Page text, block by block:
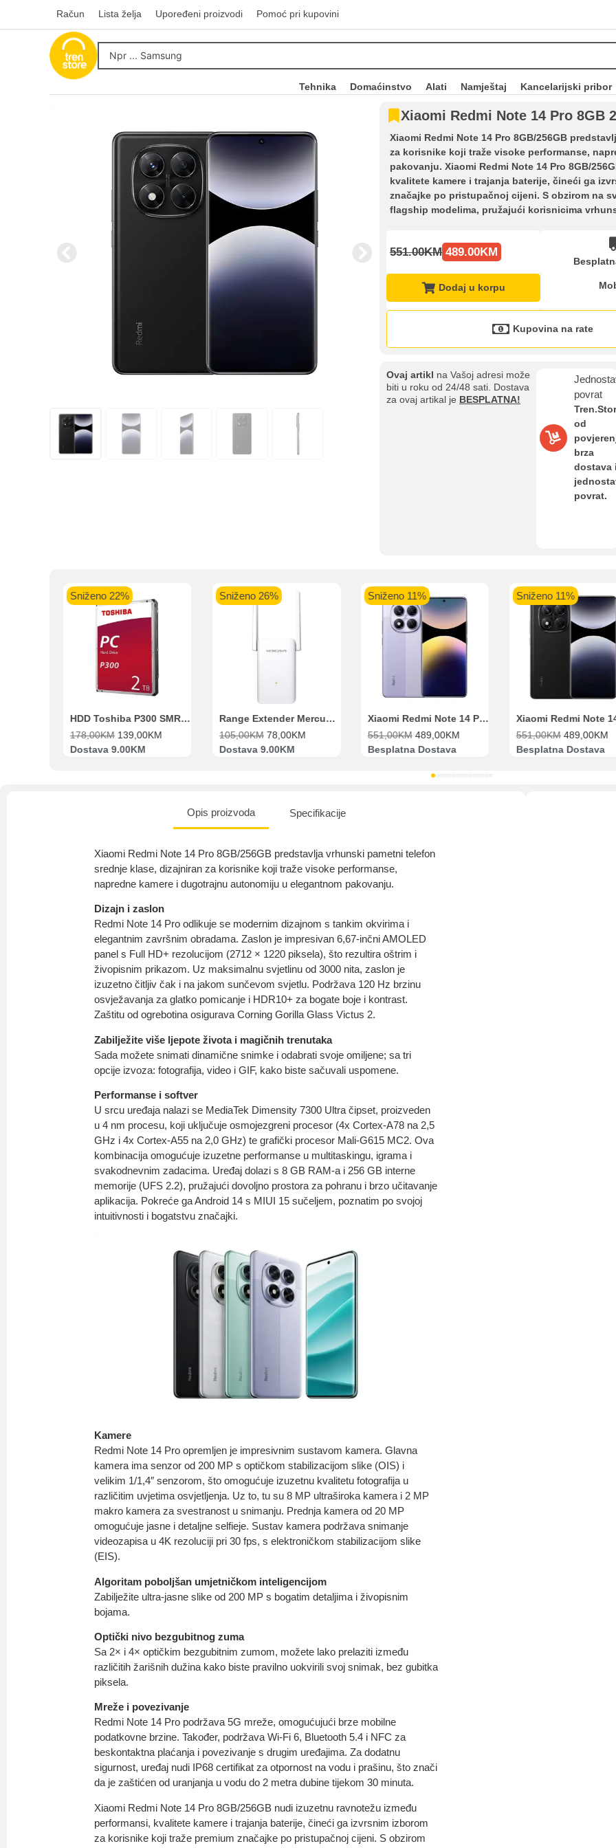
Račun Lista želja Upoređeni proizvodi Pomoć pri kupovini
Tehnika Domaćinstvo Alati Namještaj Kancelarijski pribor
Xiaomi Redmi Note 14 Pro 8GB
Xiaomi Redmi Note 14 Pro 8GB/256GB
za korisnike koji traže visoke performanse,
pakovanju. Xiaomi Redmi Note 14 Pro 8GB/
kvalitete kamere i trajanja baterije, čineći ga
značajke po pristupačnoj cijeni. S obzirom na
flagship modelima, pružajući korisnicima
551.00KM 489.00KM
Dodaj u korpu
Kupovina na rate
Ovaj artikl na Vašoj adresi može
biti u roku od 24/48 sati. Dostava
za ovaj artikal je BESPLATNA!
povrat
od
brza
dostava i
povrat.
HDD Toshiba P300 SMR 3.5″ 2TB SATA III
139,00KM
Dostava 9.00KM
Range Extender Mercusys AX3000 ME80X Wi-Fi 6
105,00
78,00KM
Dostava 9.00KM
Xiaomi Redmi Note 14 Pro 8GB 256GB Ljubičasti
551,00
489,00KM
Besplatna Dostava
Sniženo 11%
Xiaomi Redmi Note 14 Pro 8GB 256GB Crni
551,00
489,00KM
Besplatna Dostava
Opis proizvoda Specifikacije
Xiaomi Redmi Note 14 Pro 8GB/256GB predstavlja vrhunski pametni telefon
srednje klase, dizajniran za korisnike koji traže visoke performanse,
napredne kamere i dugotrajnu autonomiju u elegantnom pakovanju.
Dizajn i zaslon
Redmi Note 14 Pro odlikuje se modernim dizajnom s tankim okvirima i
elegantnim završnim obradama. Zaslon je impresivan 6,67-inčni AMOLED
panel s Full HD+ rezolucijom (2712 × 1220 piksela), što rezultira oštrim i
živopisnim prikazom. Uz maksimalnu svjetlinu od 3000 nita, zaslon je
izuzetno čitljiv čak i na jakom sunčevom svjetlu. Podržava 120 Hz brzinu
osvježavanja za glatko pomicanje i HDR10+ za bogate boje i kontrast.
Zaštitu od ogrebotina osigurava Corning Gorilla Glass Victus 2.
Zabilježite više ljepote života i magičnih trenutaka
Sada možete snimati dinamične snimke i odabrati svoje omiljene; sa tri
opcije izvoza: fotografija, video i GIF, kako biste sačuvali uspomene.
Performanse i softver
U srcu uređaja nalazi se MediaTek Dimensity 7300 Ultra čipset, proizveden
u 4 nm procesu, koji uključuje osmojezgreni procesor (4x Cortex-A78 na 2,5
GHz i 4x Cortex-A55 na 2,0 GHz) te grafički procesor Mali-G615 MC2. Ova
kombinacija omogućuje izuzetne performanse u multitaskingu, igrama i
svakodnevnim zadacima. Uređaj dolazi s 8 GB RAM-a i 256 GB interne
memorije (UFS 2.2), pružajući dovoljno prostora za pohranu i brzo učitavanje
aplikacija. Pokreće ga Android 14 s MIUI 15 sučeljem, poznatim po svojoj
intuitivnosti i bogatstvu značajki.
Kamere
Redmi Note 14 Pro opremljen je impresivnim sustavom kamera. Glavna
kamera ima senzor od 200 MP s optičkom stabilizacijom slike (OIS) i
velikim 1/1,4″ senzorom, što omogućuje izuzetnu kvalitetu fotografija u
različitim uvjetima osvjetljenja. Uz to, tu su 8 MP ultraširoka kamera i 2 MP
makro kamera za svestranost u snimanju. Prednja kamera od 20 MP
omogućuje jasne i detaljne selfieje. Sustav kamera podržava snimanje
videozapisa u 4K rezoluciji pri 30 fps, s elektroničkom stabilizacijom slike
(EIS).
Algoritam poboljšan umjetničkom inteligencijom
Zabilježite ultra-jasne slike od 200 MP s bogatim detaljima i živopisnim
bojama.
Optički nivo bezgubitnog zuma
Sa 2× i 4× optičkim bezgubitnim zumom, možete lako prelaziti između
različitih žarišnih dužina kako biste pravilno uokvirili svoj snimak, bez gubitka
piksela.
Mreže i povezivanje
Redmi Note 14 Pro podržava 5G mreže, omogućujući brze mobilne
podatkovne brzine. Također, podržava Wi-Fi 6, Bluetooth 5.4 i NFC za
beskontaktna plaćanja i povezivanje s drugim uređajima. Za dodatnu
sigurnost, uređaj nudi IP68 certifikat za otpornost na vodu i prašinu, što znači
da je zaštićen od uranjanja u vodu do 2 metra dubine tijekom 30 minuta.
Xiaomi Redmi Note 14 Pro 8GB/256GB nudi izuzetnu ravnotežu između
performansi, kvalitete kamere i trajanja baterije, čineći ga izvrsnim izborom
za korisnike koji traže premium značajke po pristupačnoj cijeni. S obzirom
Kupovinu na rate možete obaviti ukoliko posjedujete jednu od slikovito prikazanih
Intesa Sanpaolo banka
Intesa Sanpaolo banka
VISA Inspire do 12 rata
UniCredit banka
MasterCard Obročna
do 24 rate
UniCredit
Obročna
Pomoć pri kupovini
Bit će uračunati bankarski troškovi u iznosi od 3.5%